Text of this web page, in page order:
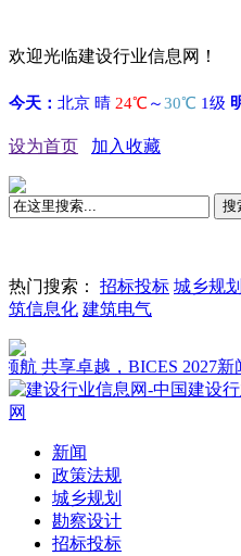
欢迎光临建设行业信息网！
设为首页 加入收藏
搜
热门搜索： 招标投标 城乡规划
筑信息化 建筑电气
享卓越，BICES 2027新闻发
新闻
政策法规
城乡规划
勘察设计
招标投标